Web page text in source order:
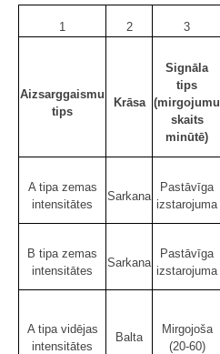
1 2 3
Aizsarggaismu
tips
Krāsa
Signāla
tips
(mirgojumu
skaits
minūtē)
A tipa zemas
intensitātes
Sarkana
Pastāvīga
izstarojuma
B tipa zemas
intensitātes
Sarkana
Pastāvīga
izstarojuma
A tipa vidējas
intensitātes
Balta
Mirgojoša
(20-60)